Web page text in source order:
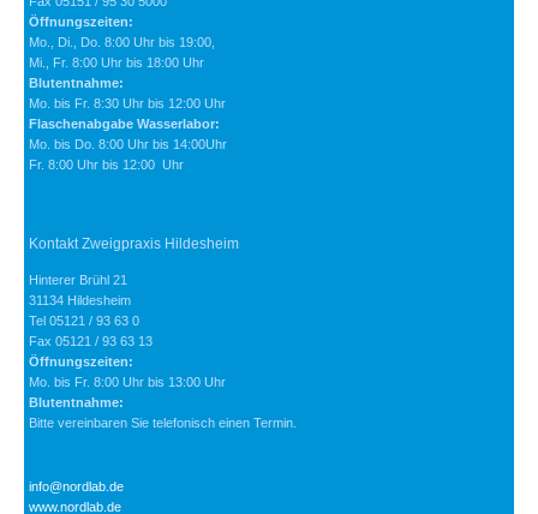
Öffnungszeiten:
Mo., Di., Do. 8:00 Uhr bis 19:00,
Mi., Fr. 8:00 Uhr bis 18:00 Uhr
Blutentnahme:
Mo. bis Fr. 8:30 Uhr bis 12:00 Uhr
Flaschenabgabe Wasserlabor:
Mo. bis Do. 8:00 Uhr bis 14:00Uhr
Fr. 8:00 Uhr bis 12:00 Uhr
Kontakt Zweigpraxis Hildesheim
Hinterer Brühl 21
31134 Hildesheim
Tel 05121 / 93 63 0
Fax 05121 / 93 63 13
Öffnungszeiten:
Mo. bis Fr. 8:00 Uhr bis 13:00 Uhr
Blutentnahme:
Bitte vereinbaren Sie telefonisch einen Termin.
info@nordlab.de
www.nordlab.de